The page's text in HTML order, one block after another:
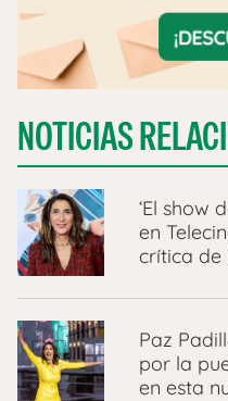
NOTICIAS
‘El show
en
crítica de
Paz
por la
en esta